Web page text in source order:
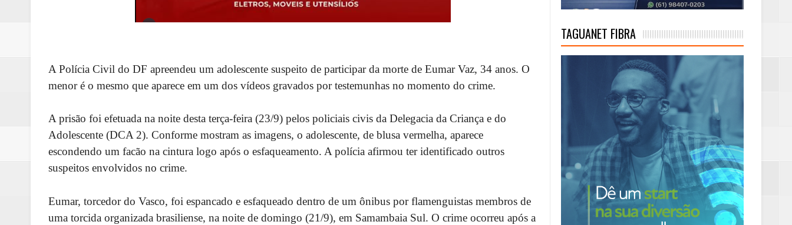
A Polícia Civil do DF apreendeu um adolescente suspeito de participar da morte de Eumar Vaz, 34 anos. O
menor é o mesmo que aparece em um dos vídeos gravados por testemunhas no momento do crime.
A prisão foi efetuada na noite desta terça-feira (23/9) pelos policiais civis da Delegacia da Criança e do
Adolescente (DCA 2). Conforme mostram as imagens, o adolescente, de blusa vermelha, aparece
escondendo um facão na cintura logo após o esfaqueamento. A polícia afirmou ter identificado outros
suspeitos envolvidos no crime.
Eumar, torcedor do Vasco, foi espancado e esfaqueado dentro de um ônibus por flamenguistas membros de
uma torcida organizada brasiliense, na noite de domingo (21/9), em Samambaia Sul. O crime ocorreu após a
TAGUANET FIBRA